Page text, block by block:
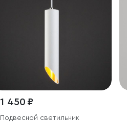
1 450 ₽
Подвесной светильник